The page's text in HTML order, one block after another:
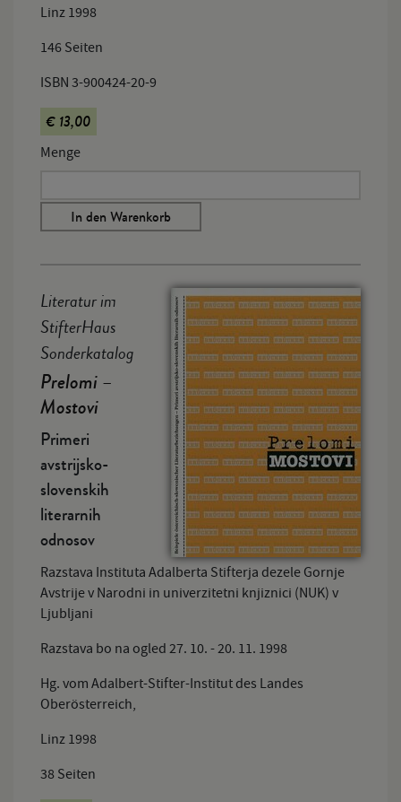
Linz 1998
146 Seiten
ISBN 3-900424-20-9
€ 13,00
Menge
In den Warenkorb
Literatur im
StifterHaus
Sonderkatalog
Prelomi –
Mostovi
Primeri
avstrijsko-
slovenskih
literarnih
odnosov
Razstava Instituta Adalberta Stifterja dezele Gornje
Avstrije v Narodni in univerzitetni knjiznici (NUK) v
Ljubljani
Razstava bo na ogled 27. 10. - 20. 11. 1998
Hg. vom Adalbert-Stifter-Institut des Landes
Oberösterreich,
Linz 1998
38 Seiten